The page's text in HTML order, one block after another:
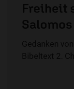
Freiheit
Gedanken
Bibeltext 2.